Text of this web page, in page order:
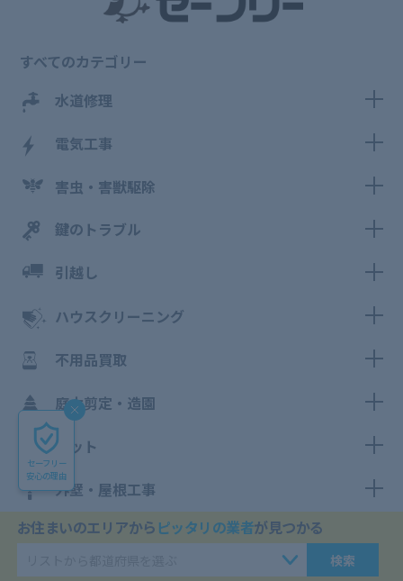
お住まいのエリアから ピッタリの業者が見つかる
検索
セーフリー
安心の理由
すべてのカテゴリー
水道修理
電気工事
害虫・害獣駆除
鍵のトラブル
引越し
ハウスクリーニング
不用品買取
庭木剪定・造園
ペット
外壁・屋根工事
カテゴリー別ブログ